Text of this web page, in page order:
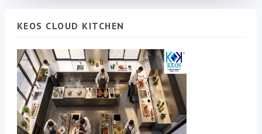
KEOS CLOUD KITCHEN